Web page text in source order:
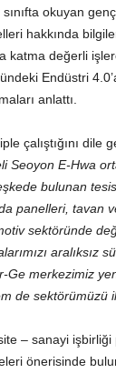
okuyan
hakkında
katma değerli
Endüstri
anlattı.
çalıştığını dile
Seoyon E-Hwa
bulunan
panelleri, tavan
sektöründe
aralıksız
Ge merkezimiz
de sektörümüzü
– sanayi
önerisinde